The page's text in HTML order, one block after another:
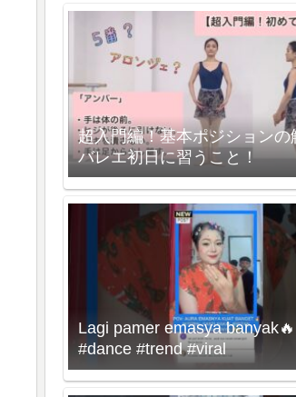
超入門編！基本ポジションの
バレエ初日に習うこと！
Lagi pamer emasya
#dance #trend #viral